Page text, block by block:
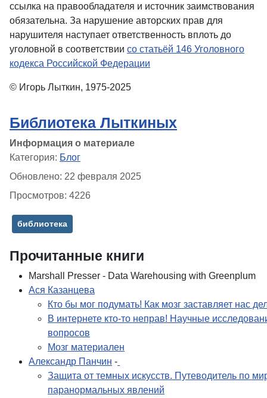
ссылка на правообладателя и источник заимствования
обязательна. За нарушение авторских прав для
нарушителя наступает ответственность вплоть до
уголовной в соответствии со статьёй 146 Уголовного
кодекса Российской Федерации
© Игорь Лыткин, 1975-2025
Библиотека Лыткиных
Информация о материале
Категория: Блог
Обновлено: 22 февраля 2025
Просмотров: 4226
библиотека
Прочитанные книги
Marshall Presser - Data Warehousing with Greenplum
Ася Казанцева
Кто бы мог подумать! Как мозг заставляет нас
В интернете кто-то неправ! Научные
вопросов
Мозг материален
Александр Панчин -
Защита от темных искусств. Путеводитель по
паранормальных явлений